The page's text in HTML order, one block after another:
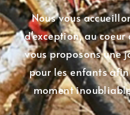
Nous vous
d'exception, au
vous proposons une
pour les enfants
moment